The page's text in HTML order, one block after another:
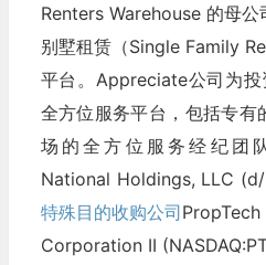
Renters Warehouse 的母公
别墅租赁（Single Family
平台。Appreciate公司为
全方位服务平台，包括专
场的全方位服务经纪团
National Holdings, LLC
特殊目的收购公司
Corporation II